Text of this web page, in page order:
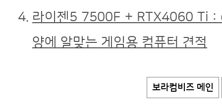
라이젠5 7500F + RTX4060 Ti
양에 알맞는 게임용 컴퓨터 견적
보라컴비즈 메인